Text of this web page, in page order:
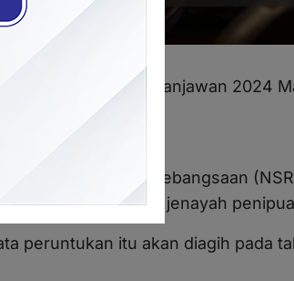
Belanjawan 2024
Respons Scam Kebangsaan
membanteras jenayah
peruntukan itu akan diagih pada